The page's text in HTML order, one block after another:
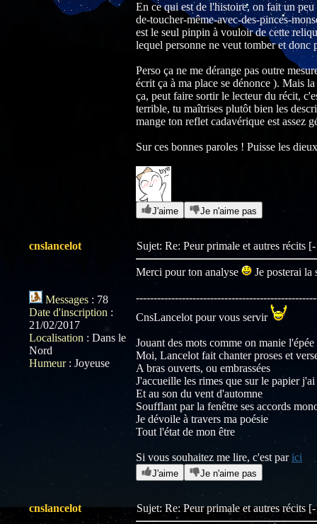
En ce qui est de l'histoire, on fait un
de-toucher-même-avec-des-pinces-
est le seul pinpin à vouloir de cette
lequel personne ne veut tomber et donc
Perso ça ne me dérange pas outre
écrit ça à ma place se dénonce ). Mais
ça, peut faire sortir le lecteur du récit,
terrible, tu maîtrises plutôt bien les
mange ton reflet cadavérique est assez
Sur ces bonnes paroles ! Puisse les
J'aime Je n'aime pas
cnslancelot
Messages : 78
Date d'inscription :
21/02/2017
Localisation : Dans le
Nord
Humeur: Joyeuse
Sujet: Re: Peur primale et autres
Merci pour ton analyse Je posterai
CnsLancelot pour vous servir
Jouant des mots comme on manie l'épée
Moi, Lancelot fait chanter proses et
A bras ouverts, ou embrassées
J'accueille les rimes que sur le papier j'ai
Et au son du vent d'automne
Soufflant par la fenêtre ses accords
Je dévoile à travers ma poésie
Tout l'état de mon être
Si vous souhaitez me lire, c'est parici
J'aime Je n'aime pas
cnslancelot Sujet: Re: Peur primale et autres